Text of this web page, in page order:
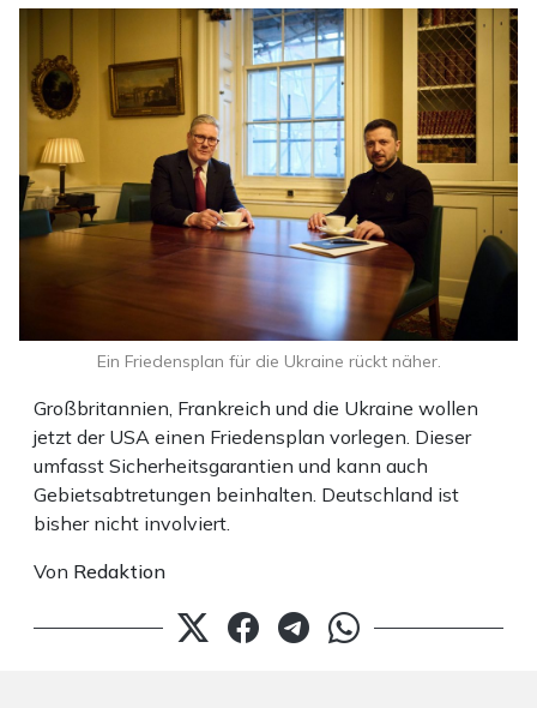
Großbritannien, Frankreich und die Ukraine wollen
jetzt der USA einen Friedensplan vorlegen. Dieser
umfasst Sicherheitsgarantien und kann auch
Gebietsabtretungen beinhalten. Deutschland ist
bisher nicht involviert.
Von Redaktion
Ein Friedensplan für die Ukraine rückt näher.